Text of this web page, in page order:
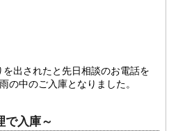
出されたと先日相談のお電話を
の中のご入庫となりました。
で入庫～